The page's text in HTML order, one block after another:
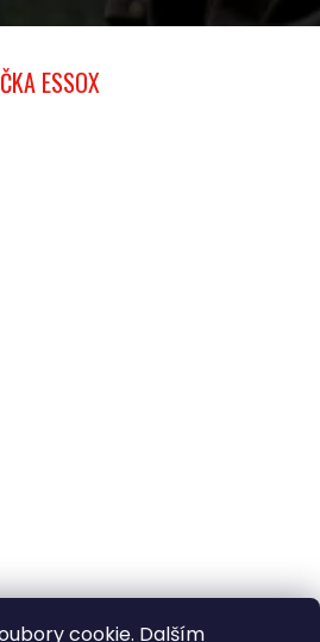
cookie. Dalším
ESSOX